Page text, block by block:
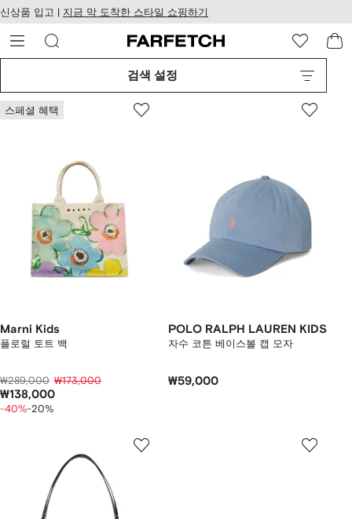
츠
건
너
기
치
웹
접
신상품 입고 | 지금 막 도착한 스타일 쇼핑하기
검색 설정
스페셜 혜택
Marni Kids
플로럴 토트 백
₩289,000 ₩173,000
₩138,000
-40%-20%
POLO RALPH LAUREN KIDS
자수 코튼 베이스볼 캡 모자
₩59,000